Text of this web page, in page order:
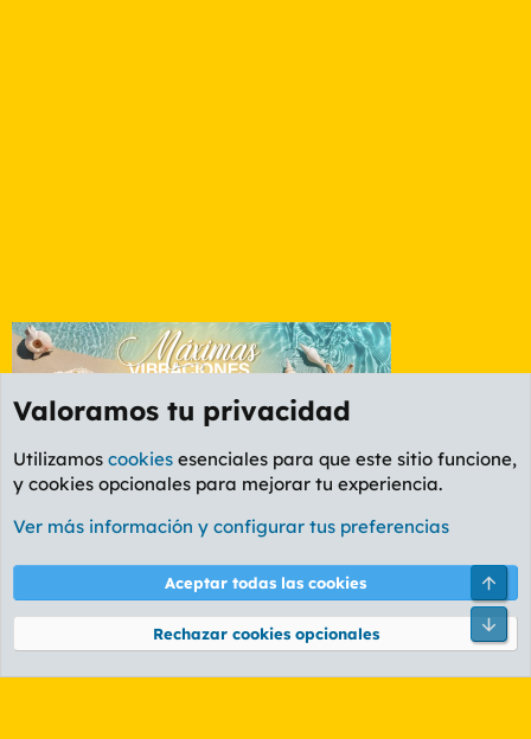
Foro General
Cookies
PL OLDSTYLE AMARILLO
Términos y reglas Política de privacidad Ayuda
Community platform by XenForo® © 2010-2026 XenForo Ltd.
Valoramos tu privacidad
Utilizamos cookies esenciales para que este sitio funcione,
y cookies opcionales para mejorar tu experiencia.
Ver más información y configurar tus preferencias
Aceptar todas las cookies
Rechazar cookies opcionales
Pie